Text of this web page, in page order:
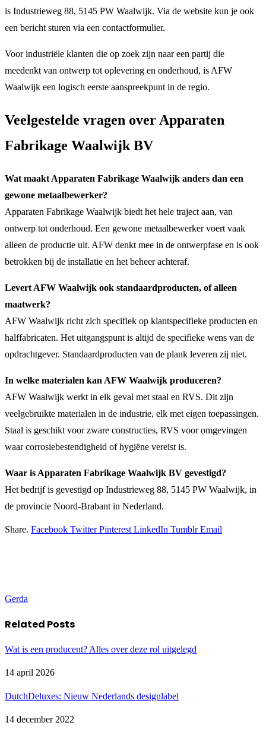
is Industrieweg 88, 5145 PW Waalwijk. Via de website kun je ook
een bericht sturen via een contactformulier.
Voor industriële klanten die op zoek zijn naar een partij die
meedenkt van ontwerp tot oplevering en onderhoud, is AFW
Waalwijk een logisch eerste aanspreekpunt in de regio.
Veelgestelde vragen over Apparaten
Fabrikage Waalwijk BV
Wat maakt Apparaten Fabrikage Waalwijk anders dan een
gewone metaalbewerker?
Apparaten Fabrikage Waalwijk biedt het hele traject aan, van
ontwerp tot onderhoud. Een gewone metaalbewerker voert vaak
alleen de productie uit. AFW denkt mee in de ontwerpfase en is ook
betrokken bij de installatie en het beheer achteraf.
Levert AFW Waalwijk ook standaardproducten, of alleen
maatwerk?
AFW Waalwijk richt zich specifiek op klantspecifieke producten en
halffabricaten. Het uitgangspunt is altijd de specifieke wens van de
opdrachtgever. Standaardproducten van de plank leveren zij niet.
In welke materialen kan AFW Waalwijk produceren?
AFW Waalwijk werkt in elk geval met staal en RVS. Dit zijn
veelgebruikte materialen in de industrie, elk met eigen toepassingen.
Staal is geschikt voor zware constructies, RVS voor omgevingen
waar corrosiebestendigheid of hygiëne vereist is.
Waar is Apparaten Fabrikage Waalwijk BV gevestigd?
Het bedrijf is gevestigd op Industrieweg 88, 5145 PW Waalwijk, in
de provincie Noord-Brabant in Nederland.
Share. Facebook Twitter Pinterest LinkedIn Tumblr Email
Gerda
Related Posts
Wat is een producent? Alles over deze rol uitgelegd
14 april 2026
DutchDeluxes: Nieuw Nederlands designlabel
14 december 2022